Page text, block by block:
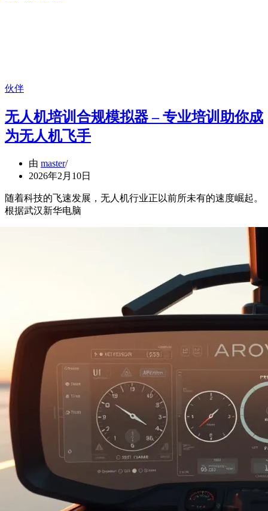
伙伴
无人机培训合规模拟器 – 专业培训助你成
为无人机飞手
由 master
2026年2月10日
随着科技的飞速发展，无人机行业正以前所未有的速度崛起。
根据武汉新华电脑